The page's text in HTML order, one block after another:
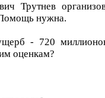
Трутнев
нужна.
- 720
оценкам?